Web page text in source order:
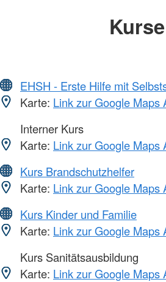
Kurse
EHSH - Erste Hilfe mit
Karte: Link zur Google Maps
Interner Kurs
Karte: Link zur Google Maps
Kurs Brandschutzhelfer
Karte: Link zur Google Maps
Kurs Kinder und Familie
Karte: Link zur Google Maps
Kurs Sanitätsausbildung
Karte: Link zur Google Maps